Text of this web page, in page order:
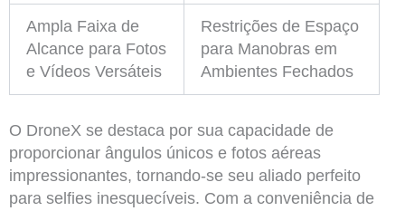
Ampla Faixa de
Alcance para Fotos
e Vídeos Versáteis
Restrições de Espaço
para Manobras em
Ambientes Fechados
O DroneX se destaca por sua capacidade de
proporcionar ângulos únicos e fotos aéreas
impressionantes, tornando-se seu aliado perfeito
para selfies inesquecíveis. Com a conveniência de